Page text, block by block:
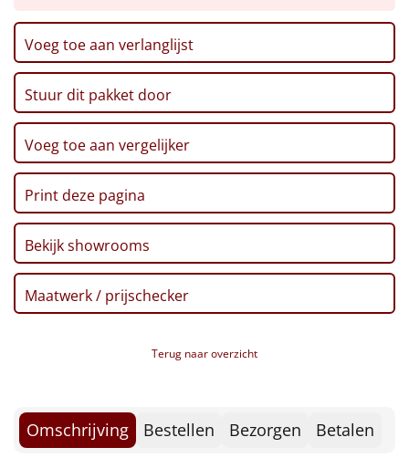
Alle thema's
Artikel
Hitster
Pizzarette
Tas
Wake up light
NIEUW
Borrelplank
NIEUW
Noodradio NIEUW
Haverkoeken, 135 gr
Popcorn, 90 gr
Passata tomatensaus, 330 gr
Nougat, 130 gr
Kaaspuntjes, 125 gr
Knoflookbroodjes, 150 gr
Ragout, 290 gr
Tomatensoep, 450 ml
Mini Bouchees, 12 st
Chocolade boomhangers, 87,5 gr
Serrano ham, 50 gr
Mini choco muffins, 200 gr
Kerstkaart
Verpakt in een feestelijke kerstdoos, 49 x 39 x 27 cm
Voeg toe aan verlanglijst
Stuur dit pakket door
Voeg toe aan vergelijker
Print deze pagina
Bekijk showrooms
Maatwerk / prijschecker
Terug naar overzicht
Omschrijving Bestellen Bezorgen Betalen